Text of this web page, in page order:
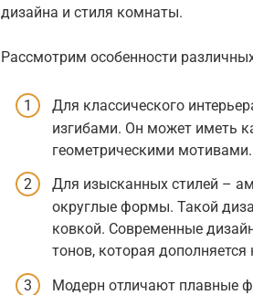
дизайна и стиля комнаты.
Рассмотрим особенности
Для классического
изгибами. Он может иметь
геометрическими мотивами.
Для изысканных стилей –
округлые формы. Такой
ковкой. Современные
тонов, которая
Модерн отличают плавные